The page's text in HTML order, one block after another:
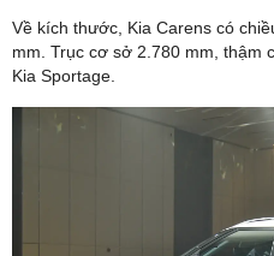
Về kích thước, Kia Carens có
mm. Trục cơ sở 2.780 mm, thậm
Kia Sportage.